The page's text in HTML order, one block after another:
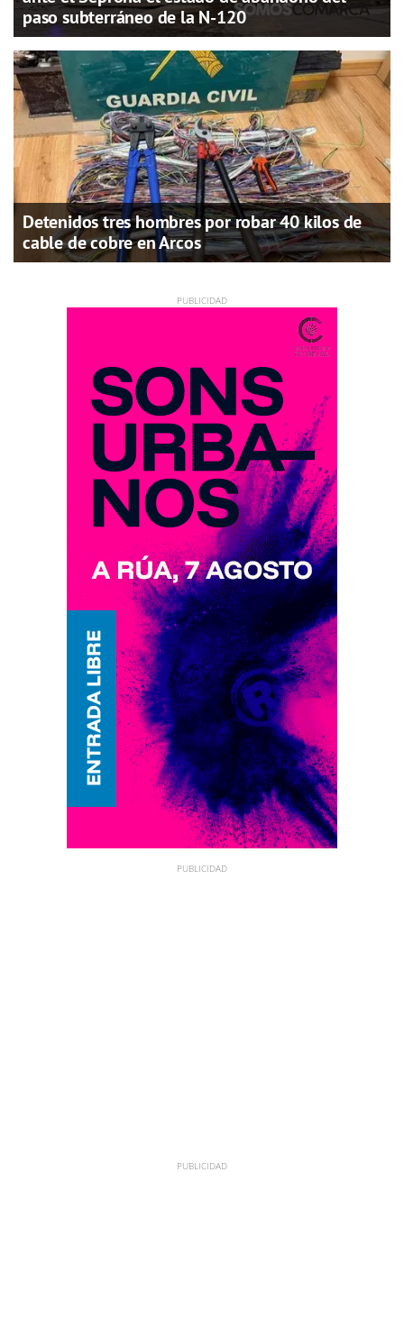
paso subterráneo de la N-120
Detenidos tres hombres por robar 40 kilos de
cable de cobre en Arcos